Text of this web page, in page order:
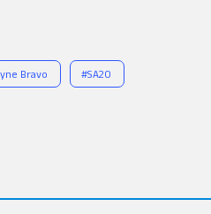
Bravo #SA20